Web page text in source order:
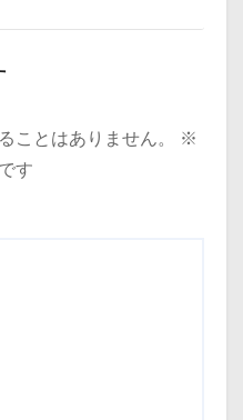
ことはありません。
※
す